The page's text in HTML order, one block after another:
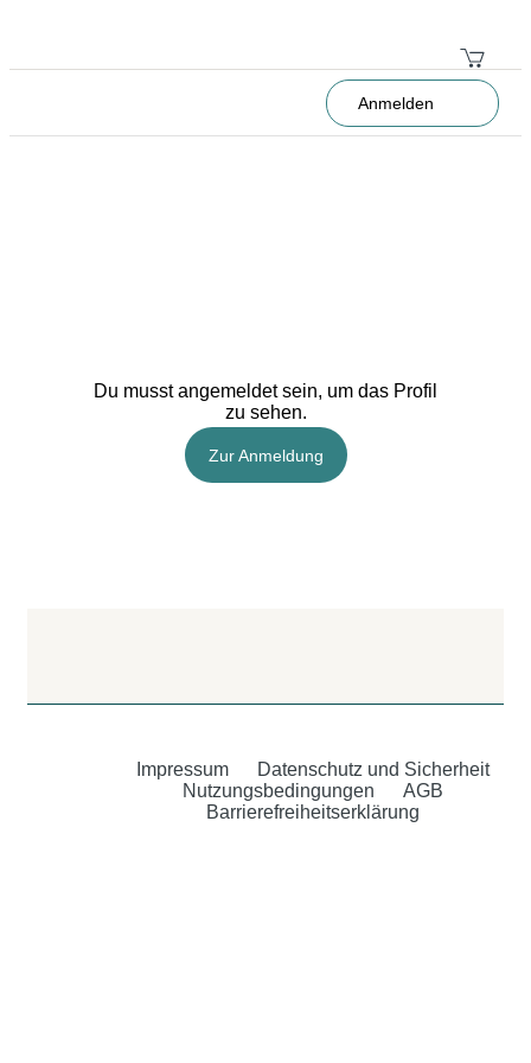
Anmelden
Du musst angemeldet sein, um das Profil
zu sehen.
Zur Anmeldung
Impressum
Datenschutz und Sicherheit
Nutzungsbedingungen
AGB
Barrierefreiheitserklärung